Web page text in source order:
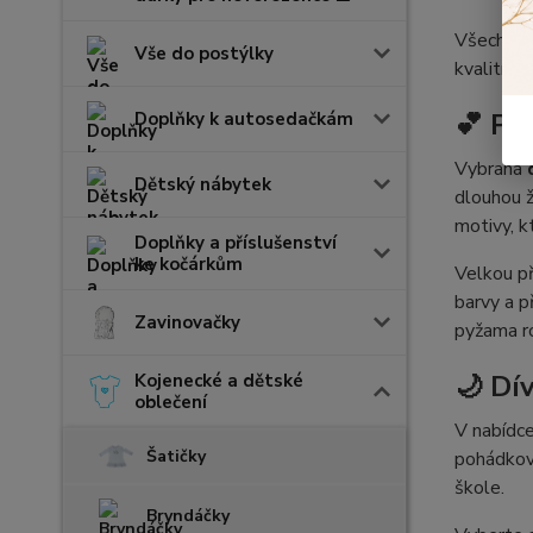
Vše do postýlky
Doplňky k autosedačkám
Dětský nábytek
Doplňky a příslušenství
ke kočárkům
Zavinovačky
Kojenecké a dětské
oblečení
Šatičky
Bryndáčky
Všechna
kvalitním
💕
Vybraná
dlouhou
motivy,
Velkou
barvy a
pyžama
🌙
V
škole.